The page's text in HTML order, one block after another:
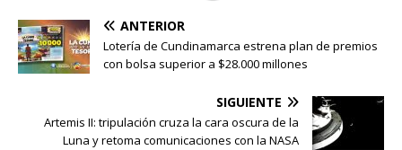
ANTERIOR
Lotería de Cundinamarca estrena plan de premios
con bolsa superior a $28.000 millones
SIGUIENTE
Artemis II: tripulación cruza la cara oscura de la
Luna y retoma comunicaciones con la NASA